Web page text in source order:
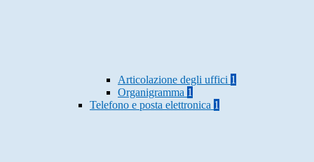
Articolazione degli uffici 1
Organigramma 1
Telefono e posta elettronica 1